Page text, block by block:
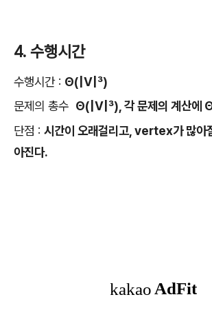
4. 수행시간
수행시간 : Θ(|V|³)
문제의 총수 Θ(|V|³), 각 문제의 계산에
단점 : 시간이 오래걸리고, vertex가 많
아진다.